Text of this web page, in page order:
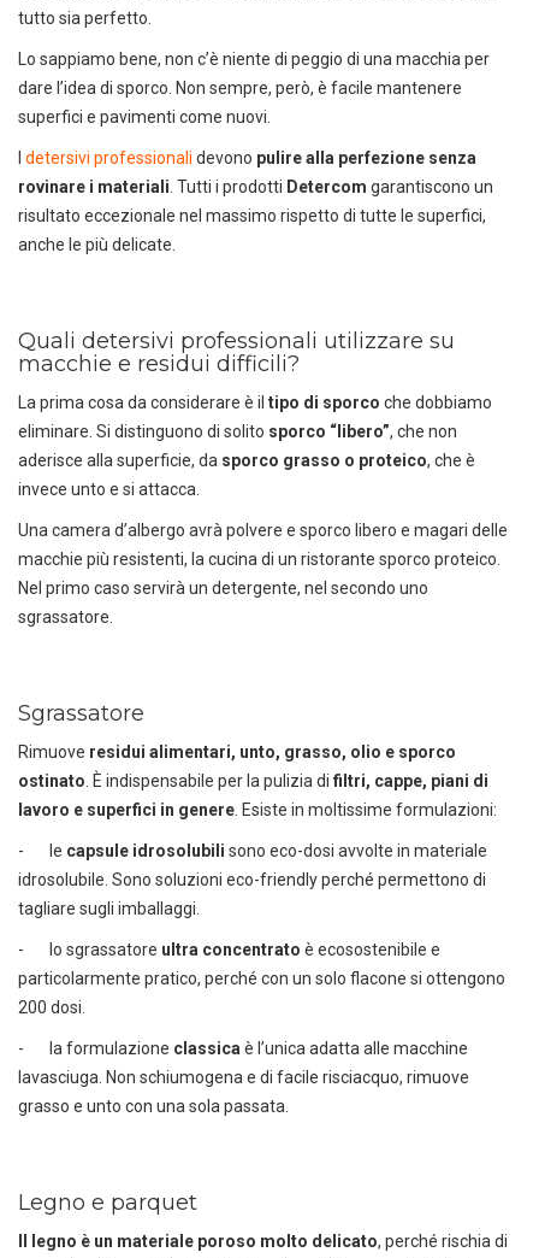
tutto sia perfetto.
Lo sappiamo bene, non c’è niente di peggio di una macchia per
dare l’idea di sporco. Non sempre, però, è facile mantenere
superfici e pavimenti come nuovi.
I detersivi professionali devono pulire alla perfezione senza
rovinare i materiali . Tutti i prodotti Detercom garantiscono un
risultato eccezionale nel massimo rispetto di tutte le superfici,
anche le più delicate.
Quali detersivi professionali utilizzare su
macchie e residui difficili?
La prima cosa da considerare è il tipo di sporco che dobbiamo
eliminare. Si distinguono di solito sporco “libero”, che non
aderisce alla superficie, da sporco grasso o proteico, che è
invece unto e si attacca.
Una camera d’albergo avrà polvere e sporco libero e magari delle
macchie più resistenti, la cucina di un ristorante sporco proteico.
Nel primo caso servirà un detergente, nel secondo uno
sgrassatore.
Sgrassatore
Rimuove residui alimentari, unto, grasso, olio e sporco
ostinato . È indispensabile per la pulizia di filtri, cappe, piani di
lavoro e superfici in genere . Esiste in moltissime formulazioni:
- le capsule idrosolubili sono eco-dosi avvolte in materiale
idrosolubile. Sono soluzioni eco-friendly perché permettono di
tagliare sugli imballaggi.
- lo sgrassatore ultra concentrato è ecosostenibile e
particolarmente pratico, perché con un solo flacone si ottengono
200 dosi.
- la formulazione classica è l’unica adatta alle macchine
lavasciuga. Non schiumogena e di facile risciacquo, rimuove
grasso e unto con una sola passata.
Legno e parquet
Il legno è un materiale poroso molto delicato, perché rischia di